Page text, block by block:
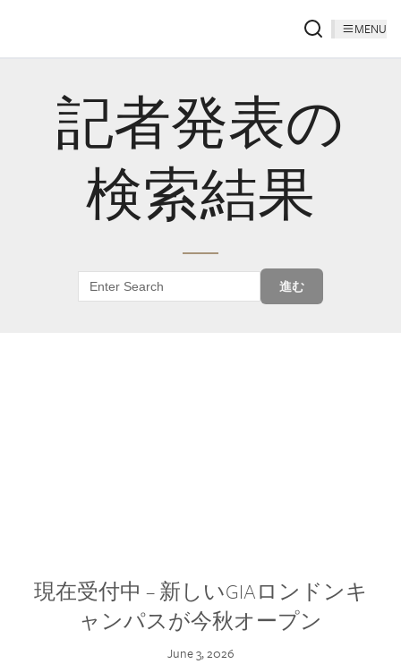
MENU
記者発表の
検索結果
進む
現在受付中 – 新しいGIAロンドンキ
ャンパスが今秋オープン
June 3, 2026